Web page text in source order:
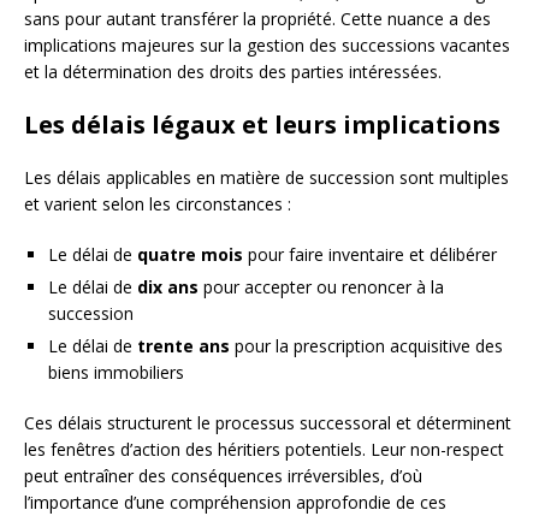
sans pour autant transférer la propriété. Cette nuance a des
implications majeures sur la gestion des successions vacantes
et la détermination des droits des parties intéressées.
Les délais légaux et leurs implications
Les délais applicables en matière de succession sont multiples
et varient selon les circonstances :
Le délai de quatre mois pour faire inventaire et délibérer
Le délai de dix ans pour accepter ou renoncer à la
succession
Le délai de trente ans pour la prescription acquisitive des
biens immobiliers
Ces délais structurent le processus successoral et déterminent
les fenêtres d’action des héritiers potentiels. Leur non-respect
peut entraîner des conséquences irréversibles, d’où
l’importance d’une compréhension approfondie de ces